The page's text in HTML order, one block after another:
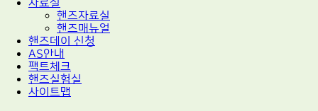
자료실
핸즈자료실
핸즈매뉴얼
핸즈데이 신청
AS안내
팩트체크
핸즈실험실
사이트맵